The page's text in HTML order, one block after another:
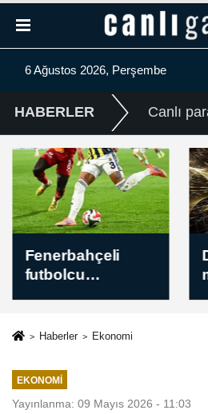
6 Ağustos 2026, Perşembe
HABERLER Canlı
Fenerbahçeli
futbolcu
tendonunda kısmi
Haberler Ekonomi
EKONOMI
Yayınlanma: 09 Mayıs 2026 - 11:03